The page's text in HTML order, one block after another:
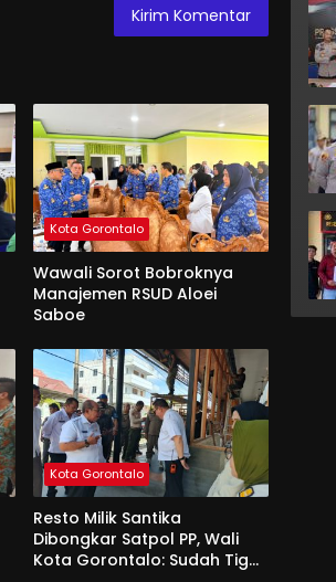
Kota Gorontalo
Wawali Sorot Bobroknya
Manajemen RSUD Aloei
Saboe
Kota Gorontalo
Resto Milik Santika
Dibongkar Satpol PP, Wali
Kota Gorontalo: Sudah Tiga